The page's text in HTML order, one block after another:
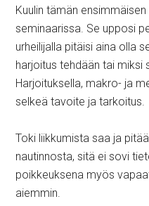
Kuulin tämän
seminaarissa. Se upposi
urheilijalla pitäisi aina olla
harjoitus tehdään tai miksi
Harjoituksella, makro- ja
selkeä tavoite ja tarkoitus.
Toki liikkumista saa ja
nautinnosta, sitä ei sovi
poikkeuksena myös
aiemmin.